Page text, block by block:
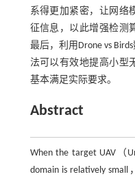
系得更加紧密，让网络
征信息，以此增强检测
最后，利用Drone vs
法可以有效地提高小型
基本满足实际要求。
Abstract
When the target UAV（
domain is relatively small